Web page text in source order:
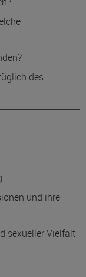
des
und ihre
sexueller Vielfalt